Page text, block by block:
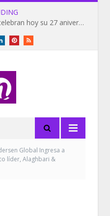
Barack y Michelle Obama celebran hoy su 27 aniversario de bodas
LinkedInPinterestRSS
Global Ingresa a
líder, Alaghbari &